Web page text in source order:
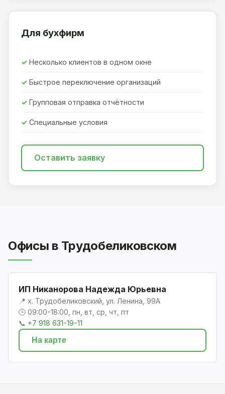
Для бухфирм
Несколько клиентов в одном окне
Быстрое переключение организаций
Групповая отправка отчётности
Специальные условия
Оставить заявку
Офисы в Трудобеликовском
ИП Никанорова Надежда Юрьевна
📍 х. Трудобеликовский, ул. Ленина, 99А
🕒 09:00-18:00, пн, вт, ср, чт, пт
📞 +7 918 631-19-11
На карте